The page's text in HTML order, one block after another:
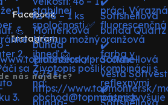
Facebook
Instagram
nás nájdete?